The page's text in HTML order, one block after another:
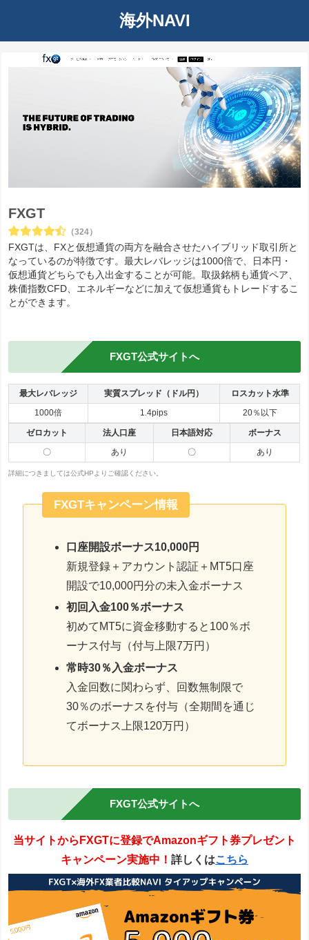
海外NAVI
FXGT
（324）
FXGTは、FXと仮想通貨の両方を融合させたハイブリッド取引所と
なっているのが特徴です。最大レバレッジは1000倍で、日本円・
仮想通貨どちらでも入出金することが可能。取扱銘柄も通貨ペア、
株価指数CFD、エネルギーなどに加えて仮想通貨もトレードするこ
とができます。
FXGT公式サイトへ
最大レバレッジ 実質スプレッド（ドル円）
ロスカット水準
1000倍
1.4pips 20％以下
ゼロカット 法人口座 日本語対応
ボーナス
〇
あり 〇 あり
詳細につきましては公式HPよりご確認ください。
FXGTキャンペーン情報
口座開設ボーナス10,000円
新規登録＋アカウント認証＋MT5口座
開設で10,000円分の未入金ボーナス
初回入金100％ボーナス
初めてMT5に資金移動すると100％ボ
ーナス付与（付与上限7万円）
常時30％入金ボーナス
入金回数に関わらず、回数無制限で
30％のボーナスを付与（全期間を通じ
てボーナス上限120万円）
FXGT公式サイトへ
当サイトからFXGTに登録でAmazonギフト券プレゼント
キャンペーン実施中！ 詳しくはこちら